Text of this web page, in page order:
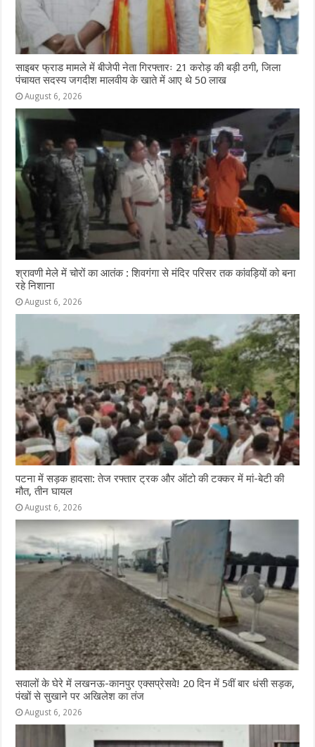
साइबर फ्राड मामले में बीजेपी नेता गिरफ्तारः 21 करोड़ की बड़ी ठगी, जिला
पंचायत सदस्य जगदीश मालवीय के खाते में आए थे 50 लाख
August 6, 2026
श्रावणी मेले में चोरों का आतंक : शिवगंगा से मंदिर परिसर तक कांवड़ियों को बना
रहे निशाना
August 6, 2026
पटना में सड़क हादसा: तेज रफ्तार ट्रक और ऑटो की टक्कर में मां-बेटी की
मौत, तीन घायल
August 6, 2026
सवालों के घेरे में लखनऊ-कानपुर एक्सप्रेसवे! 20 दिन में 5वीं बार धंसी सड़क,
पंखों से सुखाने पर अखिलेश का तंज
August 6, 2026